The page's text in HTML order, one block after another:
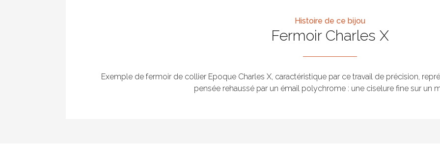
Histoire de ce bijou
Fermoir Charles X
Exemple de fermoir de collier Epoque Charles X, caractéristique par ce travail de précision,
pensée rehaussé par un émail polychrome : une ciselure fine sur un